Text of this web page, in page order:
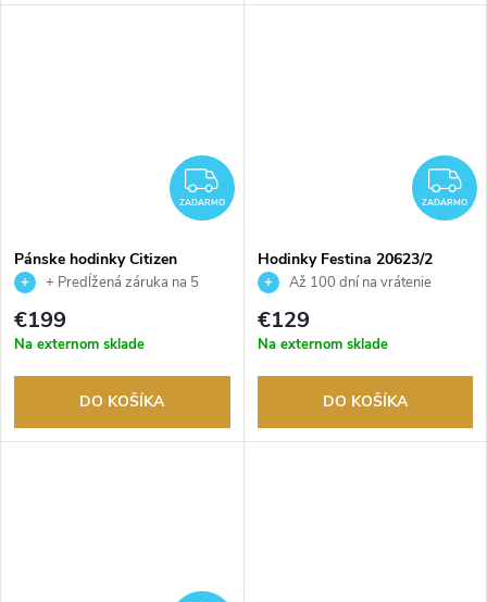
ZADARMO
ZADARMO
Pánske hodinky Citizen
NH9131-73L
+ Predĺžená záruka na 5
rokov. Až 100 dní na vrátenie
tovaru. Autorizovaný predajca.
€199
Na externom sklade
DO KOŠÍKA
ZADARMO
Hodinky Festina 20623/2
Až 100 dní na vrátenie
tovaru. Autorizovaný predajca.
€129
Na externom sklade
DO KOŠÍKA